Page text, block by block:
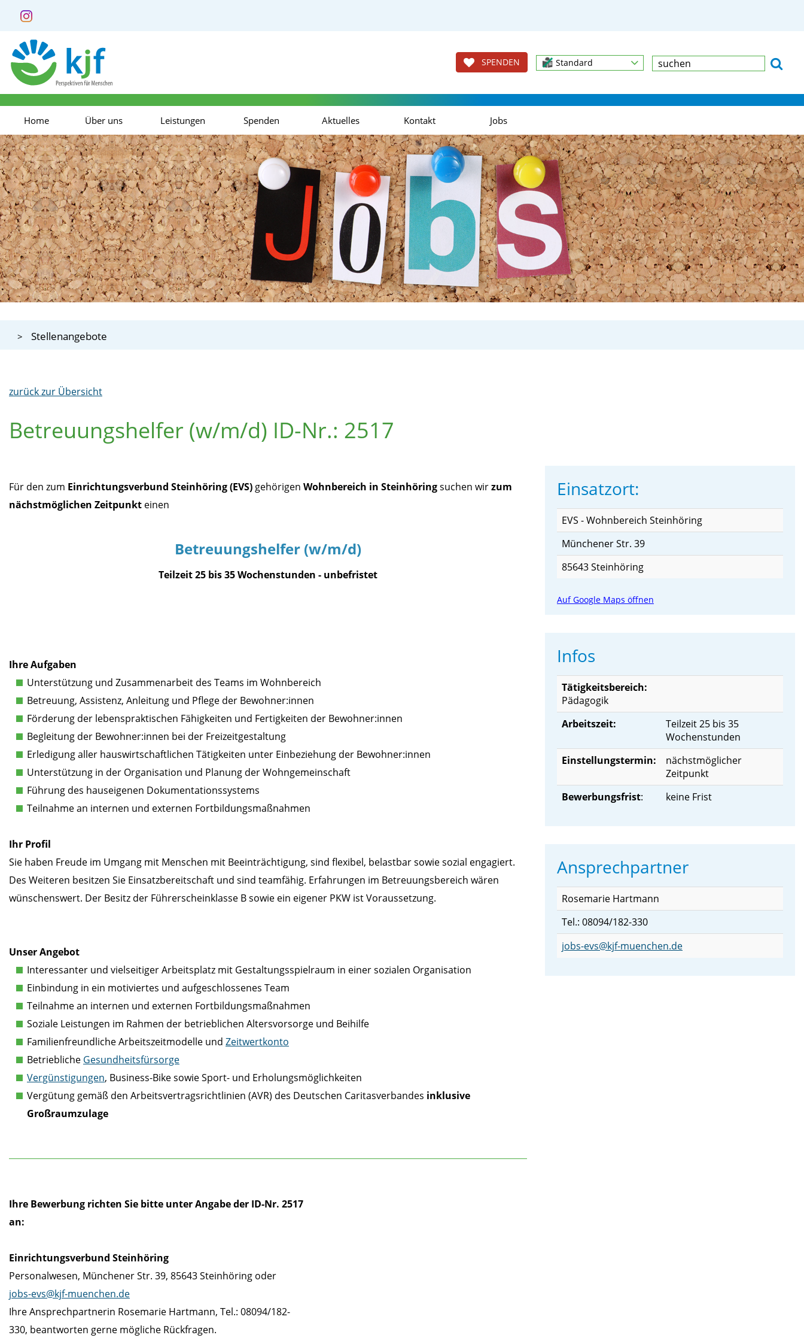
SPENDEN Standard
Home Über uns Leistungen Spenden Aktuelles Kontakt Jobs
Stellenangebote
zurück zur Übersicht
Betreuungshelfer (w/m/d) ID-Nr.: 2517
Für den zum Einrichtungsverbund Steinhöring (EVS) gehörigen Wohnbereich in Steinhöringsuchen wirzum
nächstmöglichen Zeitpunkt einen
Betreuungshelfer (w/m/d)
Teilzeit 25 bis 35 Wochenstunden - unbefristet
Ihre Aufgaben
Unterstützung und Zusammenarbeit des Teams im Wohnbereich
Betreuung, Assistenz, Anleitung und Pflege der Bewohner:innen
Förderung der lebenspraktischen Fähigkeiten und Fertigkeiten der Bewohner:innen
Begleitung der Bewohner:innen bei der Freizeitgestaltung
Erledigung aller hauswirtschaftlichen Tätigkeiten unter Einbeziehung der Bewohner:innen
Unterstützung in der Organisation und Planung der Wohngemeinschaft
Führung des hauseigenen Dokumentationssystems
Teilnahme an internen und externen Fortbildungsmaßnahmen
Ihr Profil
Sie haben Freude im Umgang mit Menschen mit Beeinträchtigung, sind flexibel, belastbar sowie sozial engagiert.
Des Weiteren besitzen Sie Einsatzbereitschaft und sind teamfähig. Erfahrungen im Betreuungsbereich wären
wünschenswert. Der Besitz der Führerscheinklasse B sowie ein eigener PKW ist Voraussetzung.
Unser Angebot
Interessanter und vielseitiger Arbeitsplatz mit Gestaltungsspielraum in einer sozialen Organisation
Einbindung in ein motiviertes und aufgeschlossenes Team
Teilnahme an internen und externen Fortbildungsmaßnahmen
Soziale Leistungen im Rahmen der betrieblichen Altersvorsorge und Beihilfe
Familienfreundliche Arbeitszeitmodelle und Zeitwertkonto
Betriebliche Gesundheitsfürsorge
Vergünstigungen, Business-Bike sowie Sport- und Erholungsmöglichkeiten
Vergütung gemäß den Arbeitsvertragsrichtlinien (AVR) des Deutschen Caritasverbandes inklusive
Großraumzulage
Ihre Bewerbung richten Sie bitte unter Angabe der ID-Nr. 2517
an:
Einrichtungsverbund Steinhöring
Personalwesen, Münchener Str. 39, 85643 Steinhöring oder
jobs-evs@kjf-muenchen.de
Ihre Ansprechpartnerin Rosemarie Hartmann, Tel.: 08094/182-
330, beantworten gerne mögliche Rückfragen.
Einsatzort:
EVS - Wohnbereich Steinhöring
Münchener Str. 39
85643 Steinhöring
Auf Google Maps öffnen
Infos
Tätigkeitsbereich:
Pädagogik
Arbeitszeit:
Teilzeit 25 bis 35
Wochenstunden
Einstellungstermin:
nächstmöglicher
Zeitpunkt
Bewerbungsfrist: keine Frist
Ansprechpartner
Rosemarie Hartmann
Tel.: 08094/182-330
jobs-evs@kjf-muenchen.de